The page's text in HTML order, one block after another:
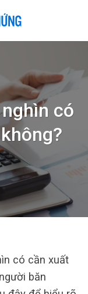
có
có cần xuất
băn